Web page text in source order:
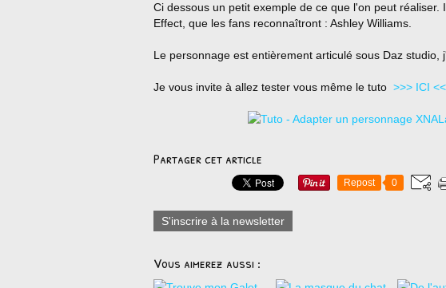
Ci dessous un petit exemple de ce que l'on peut
Effect, que les fans reconnaîtront : Ashley Williams.
Le personnage est entièrement articulé sous Daz studio,
Je vous invite à allez tester vous même le tuto >>> ICI
Partager cet article
Repost 0
S'inscrire à la newsletter
Vous aimerez aussi :